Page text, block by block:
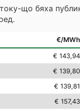
що бяха
€/MWh
€ 143,94
€ 139,80
€ 139,81
€ 157,43